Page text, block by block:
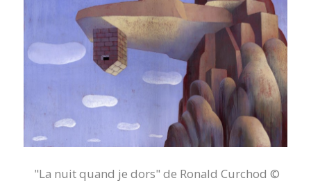
"La nuit quand je dors" de Ronald Curchod ©